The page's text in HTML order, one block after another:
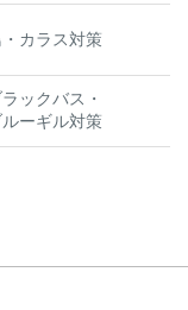
・カラス対策
ックバス・
ルーギル対策